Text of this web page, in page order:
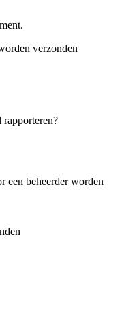
verzonden
een beheerder worden